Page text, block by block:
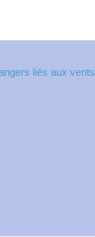
liés aux vents